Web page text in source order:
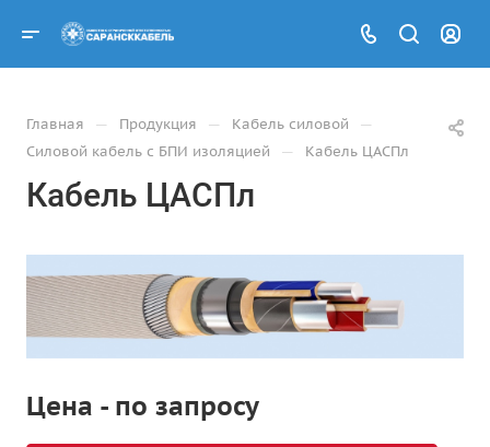
Главная — Продукция — Кабель силовой —
Силовой кабель с БПИ изоляцией — Кабель ЦАСПл
Кабель ЦАСПл
Цена - по запросу